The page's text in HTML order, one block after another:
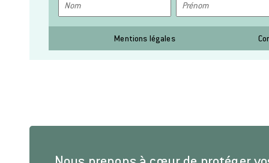
Mentions légales